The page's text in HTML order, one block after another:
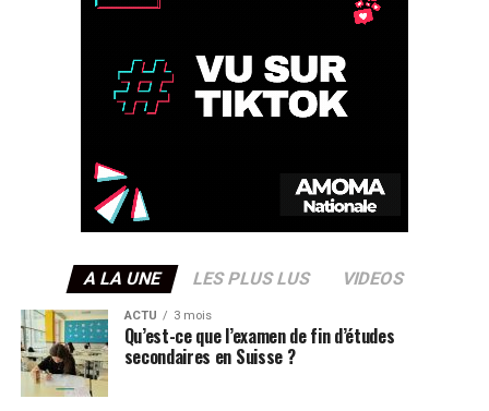
A LA UNE LES PLUS LUS VIDEOS
ACTU 3 mois
Qu’est-ce que l’examen de fin d’études
secondaires en Suisse ?